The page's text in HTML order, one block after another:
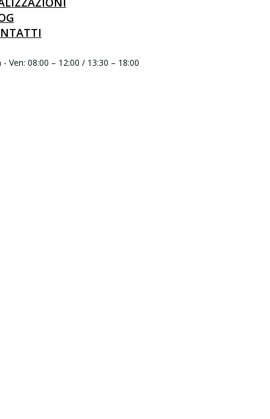
Ven: 08:00 – 12:00 / 13:30 – 18:00